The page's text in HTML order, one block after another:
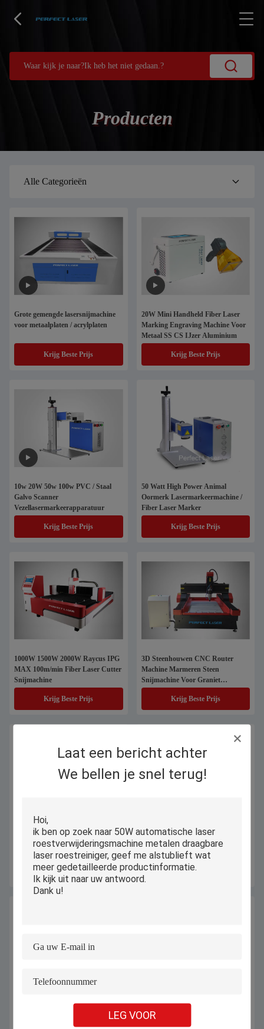
Laat een bericht achter
We bellen je snel terug!
LEG VOOR
Producten
Alle Categorieën
Grote gemengde lasersnijmachine
voor metaalplaten / acrylplaten
Krijg Beste Prijs
20W Mini Handheld Fiber Laser
Marking Engraving Machine Voor
Metaal SS CS IJzer Aluminium
Krijg Beste Prijs
10w 20W 50w 100w PVC / Staal
Galvo Scanner
Vezellasermarkeerapparatuur
Krijg Beste Prijs
50 Watt High Power Animal
Oormerk Lasermarkeermachine /
Fiber Laser Marker
Krijg Beste Prijs
1000W 1500W 2000W Raycus IPG
MAX 100m/min Fiber Laser Cutter
Snijmachine
Krijg Beste Prijs
3D Steenhouwen CNC Router
Machine Marmeren Steen
Snijmachine Voor Graniet
Graveren
Krijg Beste Prijs
Handbediende kleine metalen
roestvrijstalen auto framenummer
motornummer groot werkstuk dot
pin markeermachine
Krijg Beste Prijs
Hoog nauwkeurige CO2-
lasersnijmachine voor platte
bedden
Krijg Beste Prijs
Industriële kleine CNC-glasplaat
2kw Fiber Laser Snijmachine
90m/Min Ronde Vierkante Buis
Zuurstof stikstof